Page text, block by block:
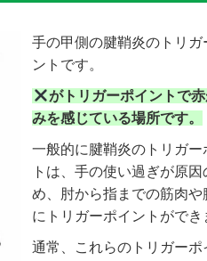
手の甲側の腱鞘炎のトリガ
ントです。
がトリガーポイントで
みを感じている場所です。
一般的に腱鞘炎のトリガー
トは、手の使い過ぎが原因
め、肘から指までの筋肉や
にトリガーポイントができ
通常、これらのトリガーポ